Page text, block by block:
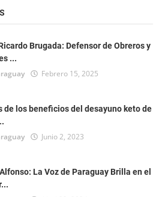
Brugada: Defensor de Obreros y
...
Febrero 15, 2025
de los beneficios del desayuno keto de
Junio 2, 2023
La Voz de Paraguay Brilla en el